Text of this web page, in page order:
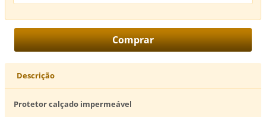
Descrição
Protetor calçado impermeável